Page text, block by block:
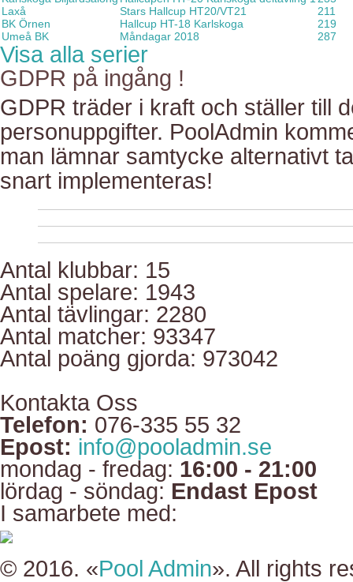
Laxå
Stars Hallcup HT20/VT21
211
BK Örnen
Hallcup HT-18 Karlskoga
219
Umeå BK
Måndagar 2018 287
Visa alla serier
GDPR på ingång !
GDPR träder i kraft och ställer till
personuppgifter. PoolAdmin
man lämnar samtycke alternativt
snart implementeras!
Antal klubbar: 15
Antal spelare: 1943
Antal tävlingar: 2280
Antal matcher: 93347
Antal poäng gjorda: 973042
Kontakta Oss
Telefon: 076-335 55 32
Epost: info@pooladmin.se
mondag - fredag: 16:00 - 21:00
lördag - söndag: Endast Epost
I samarbete med:
© 2016. «Pool Admin». All rights